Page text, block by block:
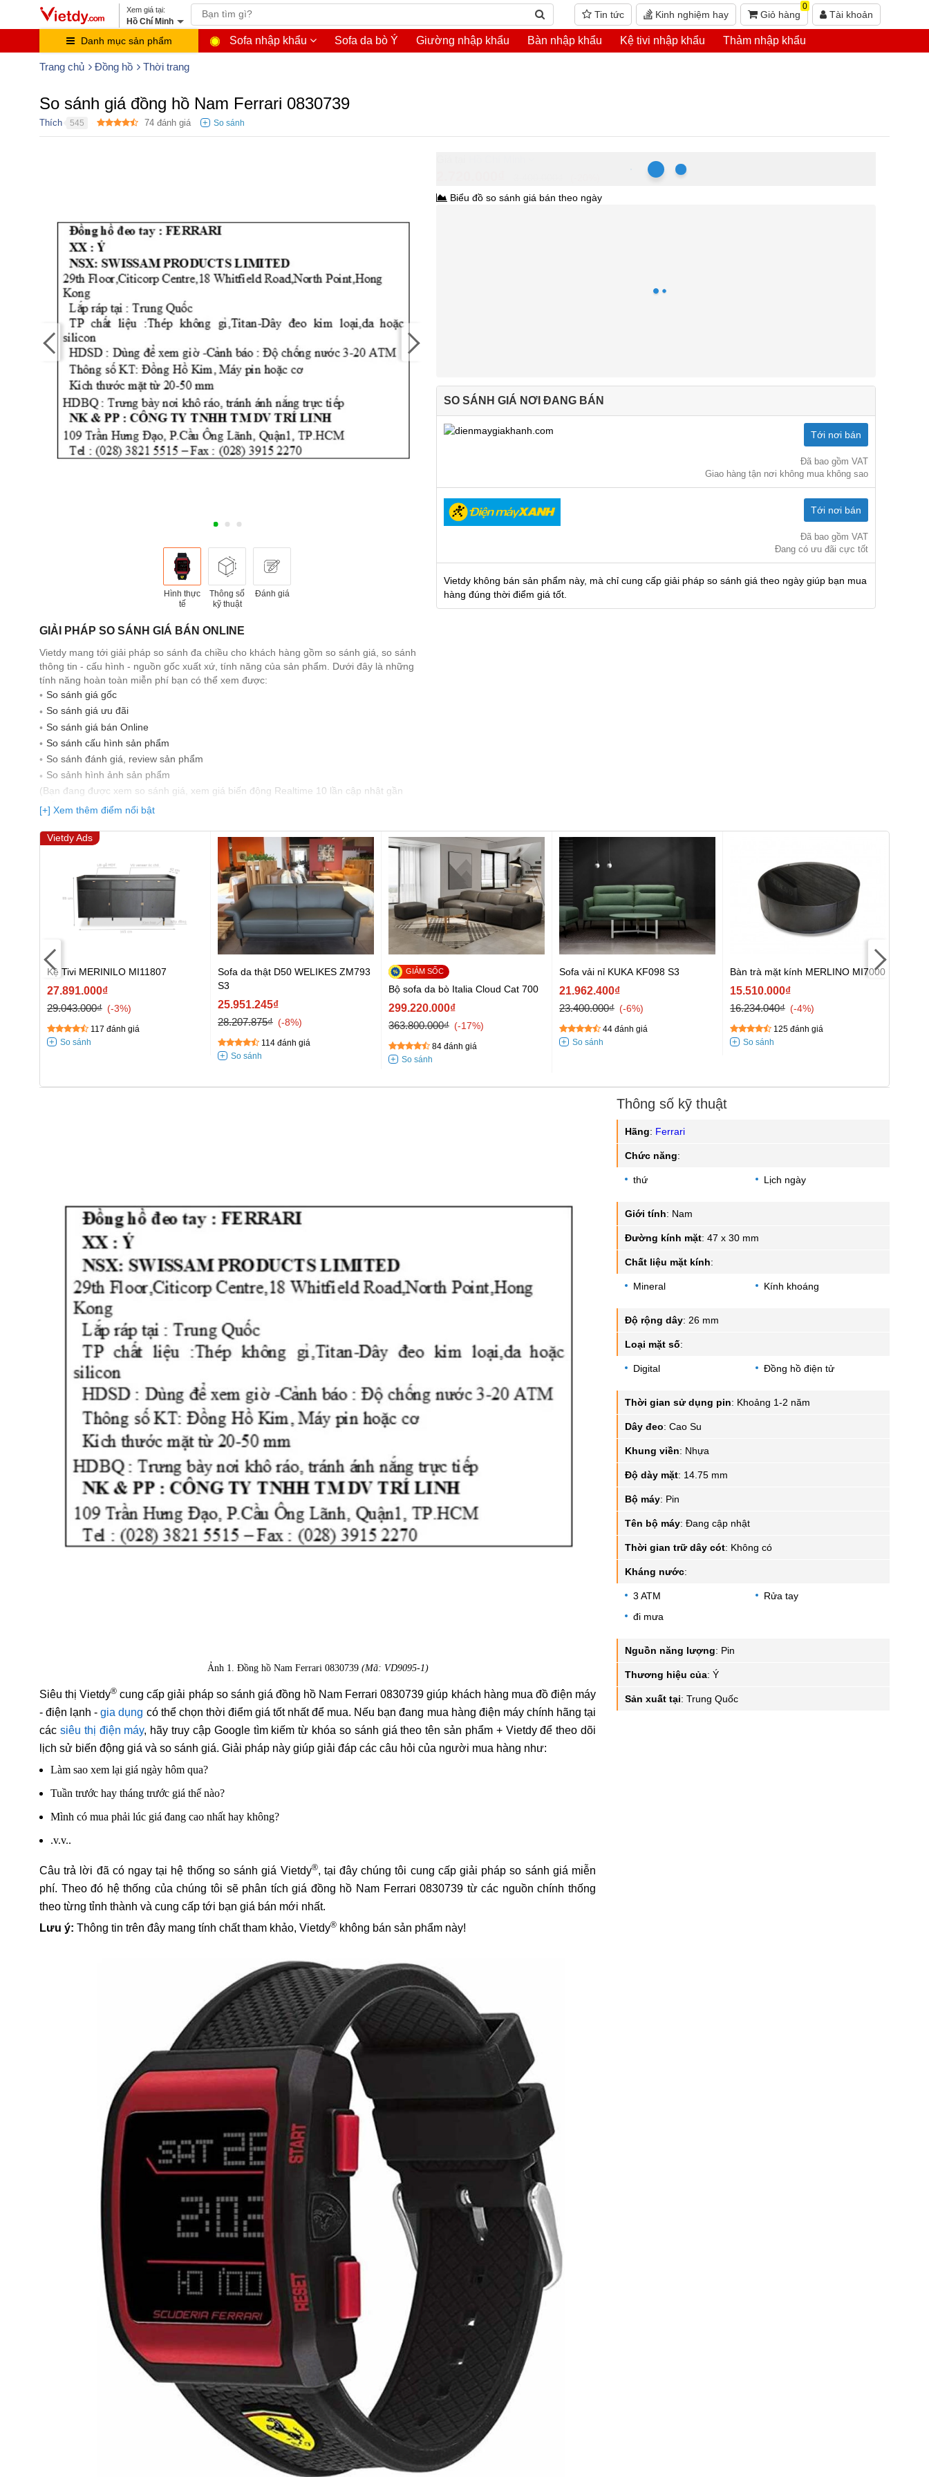
Hồ Chí Minh
Tin tức Kinh nghiệm hay Giỏ hàng
0
Tài khoản
Danh mục sản phẩm Sofa nhập khẩu Sofa da bò Ý Giường nhập khẩu Bàn nhập khẩu Kệ tivi nhập khẩu Thảm nhập khẩu
Trang chủ Đồng hồ Thời trang
So sánh giá đồng hồ Nam Ferrari 0830739
Thích 545 74 đánh giá
Hình thực
tế
Thông số
kỹ thuật
Đánh giá
GIẢI PHÁP SO SÁNH GIÁ BÁN ONLINE
Vietdy mang tới giải pháp so sánh đa chiều cho khách hàng gồm so sánh giá, so sánh
thông tin - cấu hình - nguồn gốc xuất xứ, tính năng của sản phẩm. Dưới đây là những
tính năng hoàn toàn miễn phí bạn có thể xem được:
So sánh giá gốc
So sánh giá ưu đãi
So sánh giá bán Online
So sánh cấu hình sản phẩm
So sánh đánh giá, review sản phẩm
So sảnh hình ảnh sản phẩm
(Bạn đang được xem so sánh giá, xem giá biến động Realtime 10 lần cập nhật gần
nhất)
[+] Xem thêm điểm nổi bật
Biểu đồ so sánh giá bán theo ngày
SO SÁNH GIÁ NƠI ĐANG BÁN
Tới nơi bán
Đã bao gồm VAT
Giao hàng tận nơi không mua không sao
Tới nơi bán
Đã bao gồm VAT
Đang có ưu đãi cực tốt
Vietdy không bán sản phẩm này, mà chỉ cung cấp giải pháp so sánh giá theo ngày giúp bạn mua
hàng đúng thời điểm giá tốt.
Vietdy Ads
Kệ Tivi MERINILO MI11807
27.891.000₫
29.043.000₫
-3%
117 đánh giá
Sofa da thật D50 WELIKES ZM793
S3
25.951.245₫
28.207.875₫
-8%
114 đánh giá
Bộ sofa da bò Italia Cloud Cat 700
299.220.000₫
363.800.000₫
-17%
84 đánh giá
Sofa vải nỉ KUKA KF098 S3
21.962.400₫
23.400.000₫
-6%
44 đánh giá
Bàn trà mặt kính MERLINO MI7000
15.510.000₫
16.234.040₫
-4%
125 đánh giá
Ảnh 1. Đồng hồ Nam Ferrari 0830739 (Mã: VD9095-1)
Siêu thị Vietdy® cung cấp giải pháp so sánh giá đồng hồ Nam Ferrari 0830739 giúp khách hàng mua đồ điện máy
- điện lạnh -gia dụng có thể chọn thời điểm giá tốt nhất để mua. Nếu bạn đang mua hàng điện máy chính hãng tại
các siêu thị điện máy, hãy truy cập Google tìm kiếm từ khóa so sánh giá theo tên sản phẩm + Vietdy để theo dõi
lịch sử biến động giá và so sánh giá. Giải pháp này giúp giải đáp các câu hỏi của người mua hàng như:
Làm sao xem lại giá ngày hôm qua?
Tuần trước hay tháng trước giá thế nào?
Mình có mua phải lúc giá đang cao nhất hay không?
.v.v..
Câu trả lời đã có ngay tại hệ thống so sánh giá Vietdy®, tại đây chúng tôi cung cấp giải pháp so sánh giá miễn
phí. Theo đó hệ thống của chúng tôi sẽ phân tích giá đồng hồ Nam Ferrari 0830739 từ các nguồn chính thống
theo từng tỉnh thành và cung cấp tới bạn giá bán mới nhất.
Lưu ý: Thông tin trên đây mang tính chất tham khảo, Vietdy® không bán sản phẩm này!
Thông số kỹ thuật
Hãng: Ferrari
Chức năng:
thứ Lịch ngày
Giới tính: Nam
Đường kính mặt: 47 x 30 mm
Chất liệu mặt kính:
Mineral Kính khoáng
Độ rộng dây: 26 mm
Loại mặt số:
Digital Đồng hồ điện tử
Thời gian sử dụng pin: Khoảng 1-2 năm
Dây đeo: Cao Su
Khung viền: Nhựa
Độ dày mặt: 14.75 mm
Bộ máy: Pin
Tên bộ máy: Đang cập nhật
Thời gian trữ dây cót: Không có
Kháng nước:
3 ATM
Rửa tay
đi mưa
Nguồn năng lượng: Pin
Thương hiệu của: Ý
Sản xuất tại: Trung Quốc